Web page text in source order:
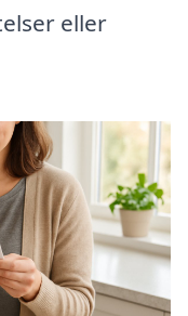
eller